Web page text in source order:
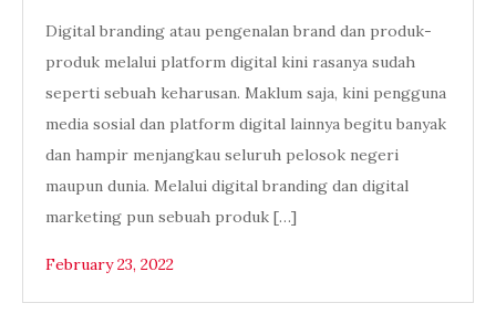
Digital branding atau pengenalan brand dan produk-
produk melalui platform digital kini rasanya sudah
seperti sebuah keharusan. Maklum saja, kini pengguna
media sosial dan platform digital lainnya begitu banyak
dan hampir menjangkau seluruh pelosok negeri
maupun dunia. Melalui digital branding dan digital
marketing pun sebuah produk […]
February 23, 2022